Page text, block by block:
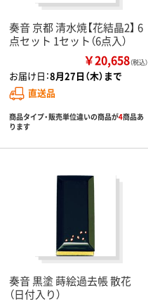
奏音 京都 清水焼【花結晶2】 6
点セット 1セット（6点入）
￥20,658（税込）
お届け日：8月27日（木）まで
直送品
商品タイプ・販売単位違いの商品が4商品あ
ります
奏音 黒塗 蒔絵過去帳 散花
（日付入り）